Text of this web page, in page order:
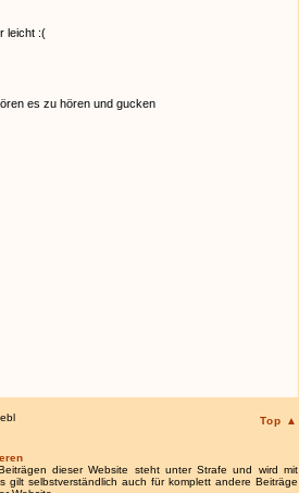
leicht :(
es zu hören und gucken
Top ▲
dieser Website steht unter Strafe und wird mit
selbstverständlich auch für komplett andere Beiträge